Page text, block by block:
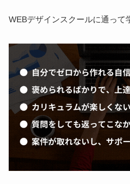
WEBデザインスクールに通って